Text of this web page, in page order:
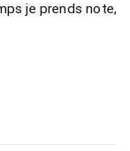
je prends note,